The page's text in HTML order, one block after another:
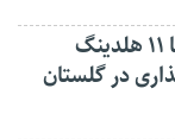
استاندار: بابک زنجانی با ۱۱ هلدینگ
در گلستان